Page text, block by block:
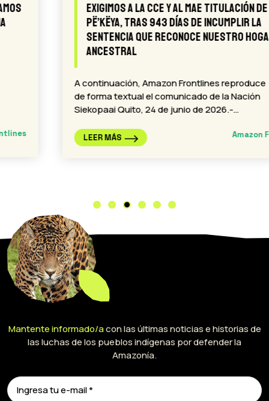
Exigimos a la CCE y al MAE titulación de
Pë’këya, tras 943 días de incumplir la
sentencia que reconoce nuestro hogar
A continuación, Amazon Frontlines reproduce
de forma textual el comunicado de la Nación
Siekopaai Quito, 24 de junio de 2026.-…
Amazon Frontlines
Mantente informado/acon las últimas noticias e historias de
las luchas de los pueblos indígenas por defender la
Amazonía.